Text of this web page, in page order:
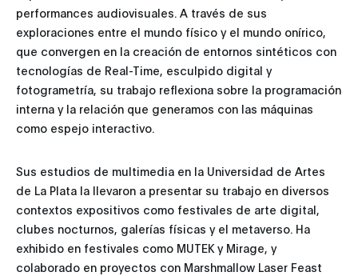
performances audiovisuales. A través de sus
exploraciones entre el mundo físico y el mundo onírico,
que convergen en la creación de entornos sintéticos con
tecnologías de Real-Time, esculpido digital y
fotogrametría, su trabajo reflexiona sobre la programación
interna y la relación que generamos con las máquinas
como espejo interactivo.
Sus estudios de multimedia en la Universidad de Artes
de La Plata la llevaron a presentar su trabajo en diversos
contextos expositivos como festivales de arte digital,
clubes nocturnos, galerías físicas y el metaverso. Ha
exhibido en festivales como MUTEK y Mirage, y
colaborado en proyectos con Marshmallow Laser Feast